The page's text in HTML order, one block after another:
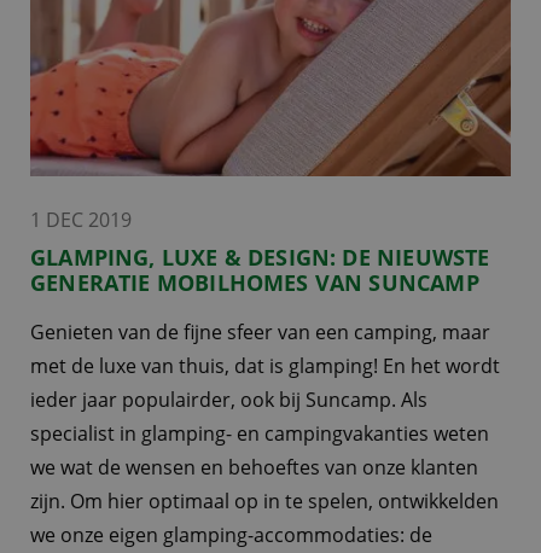
1 DEC 2019
GLAMPING, LUXE & DESIGN: DE NIEUWSTE
GENERATIE MOBILHOMES VAN SUNCAMP
Genieten van de fijne sfeer van een camping, maar
met de luxe van thuis, dat is glamping! En het wordt
ieder jaar populairder, ook bij Suncamp. Als
specialist in glamping- en campingvakanties weten
we wat de wensen en behoeftes van onze klanten
zijn. Om hier optimaal op in te spelen, ontwikkelden
we onze eigen glamping-accommodaties: de